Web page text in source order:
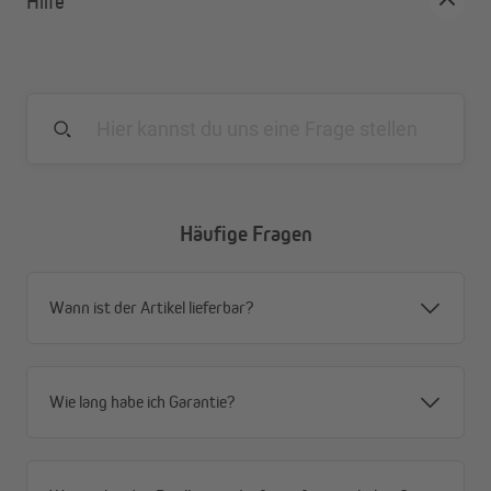
Häufige Fragen
Wann ist der Artikel lieferbar?
Wie lang habe ich Garantie?